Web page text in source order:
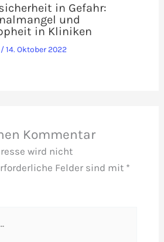
in Gefahr:
und
in Kliniken
/14. Oktober 2022
Kommentar
wird nicht
Felder sind mit *